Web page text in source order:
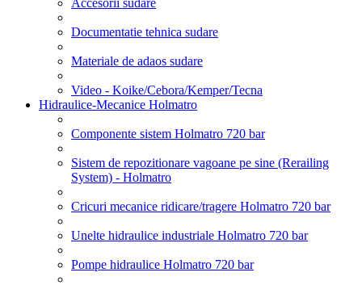
Accesorii sudare
Documentatie tehnica sudare
Materiale de adaos sudare
Video - Koike/Cebora/Kemper/Tecna
Hidraulice-Mecanice Holmatro
Componente sistem Holmatro 720 bar
Sistem de repozitionare vagoane pe sine (Rerailing
System) - Holmatro
Cricuri mecanice ridicare/tragere Holmatro 720 bar
Unelte hidraulice industriale Holmatro 720 bar
Pompe hidraulice Holmatro 720 bar